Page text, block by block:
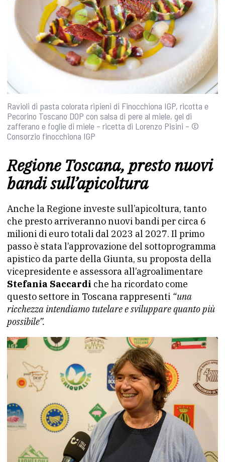
Ravioli di pasta colorata ripieni di Finocchiona IGP, ricotta e
Pecorino Toscano DOP con salsa di pere al miele, gel di
zafferano e foglie di miele – ricetta di Lorenzo Pisini – ©
Consorzio finocchiona IGP
Regione Toscana, presto nuovi
bandi sull’apicoltura
Anche la Regione investe sull’apicoltura, tanto
che presto arriveranno nuovi bandi per circa 6
milioni di euro totali dal 2023 al 2027. Il primo
passo è stata l’approvazione del sottoprogramma
apistico da parte della Giunta, su proposta della
vicepresidente e assessora all’agroalimentare
Stefania Saccardi che ha ricordato come
questo settore in Toscana rappresenti “una
ricchezza intendiamo tutelare e sviluppare quanto più
possibile”.